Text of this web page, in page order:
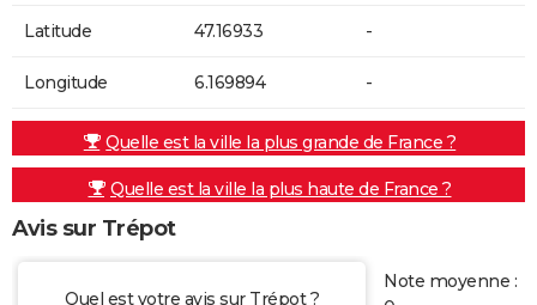
Latitude 47.16933 -
Longitude 6.169894 -
Quelle est la ville la plus grande de France ?
Quelle est la ville la plus haute de France ?
Avis sur Trépot
Quel est votre avis sur Trépot ?
Note moyenne :